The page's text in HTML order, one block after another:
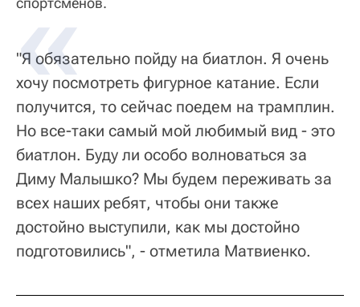
"Я обязательно пойду на биатлон. Я очень
хочу посмотреть фигурное катание. Если
получится, то сейчас поедем на трамплин.
Но все-таки самый мой любимый вид - это
биатлон. Буду ли особо волноваться за
Диму Малышко? Мы будем переживать за
всех наших ребят, чтобы они также
достойно выступили, как мы достойно
подготовились", - отметила Матвиенко.